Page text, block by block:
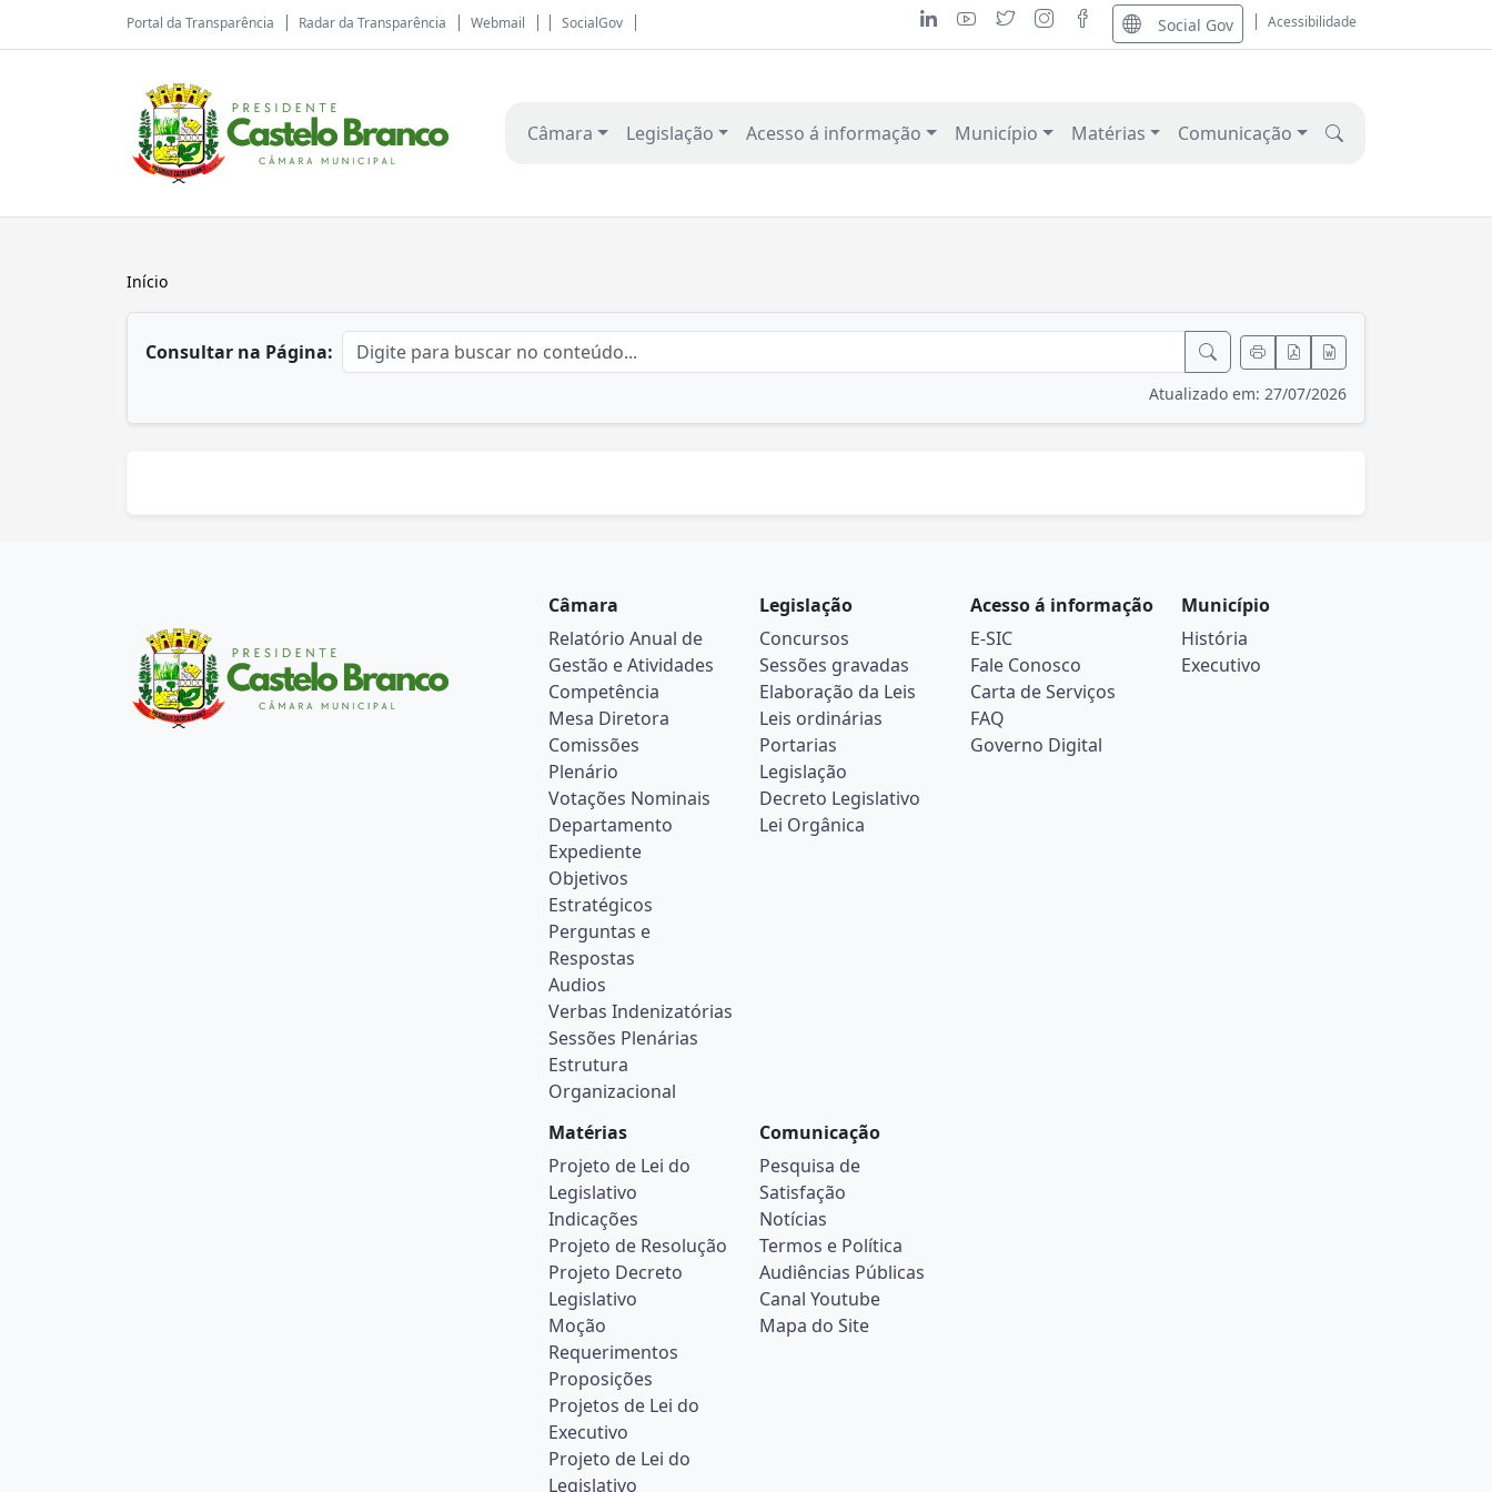
Portal da Transparência Radar da Transparência Webmail SocialGov Social Gov Acessibilidade
Câmara Legislação Acesso á informação Município Matérias Comunicação
Início
Consultar na Página:
Atualizado em: 27/07/2026
Câmara
Relatório Anual de
Gestão e Atividades
Competência
Mesa Diretora
Comissões
Plenário
Votações Nominais
Departamento
Expediente
Objetivos
Estratégicos
Perguntas e
Respostas
Audios
Verbas Indenizatórias
Sessões Plenárias
Estrutura
Organizacional
Legislação
Concursos
Sessões gravadas
Elaboração da Leis
Leis ordinárias
Portarias
Legislação
Decreto Legislativo
Lei Orgânica
Acesso á informação
E-SIC
Fale Conosco
Carta de Serviços
FAQ
Governo Digital
Município
História
Executivo
Matérias
Projeto de Lei do
Legislativo
Indicações
Projeto de Resolução
Projeto Decreto
Legislativo
Moção
Requerimentos
Proposições
Projetos de Lei do
Executivo
Projeto de Lei do
Legislativo
Comunicação
Pesquisa de
Satisfação
Notícias
Termos e Política
Audiências Públicas
Canal Youtube
Mapa do Site